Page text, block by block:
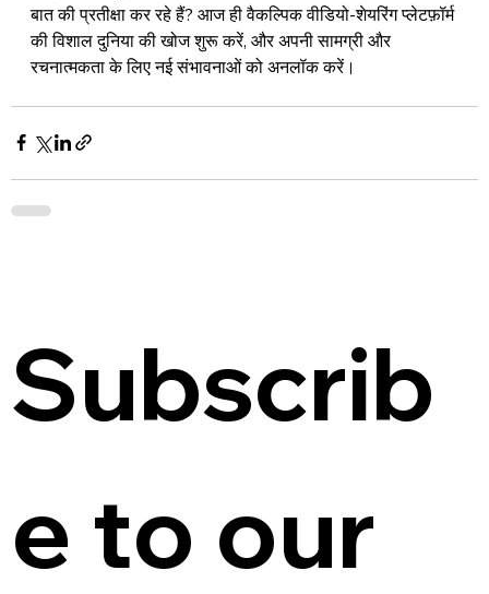
बात की प्रतीक्षा कर रहे हैं? आज ही वैकल्पिक वीडियो-शेयरिंग प्लेटफ़ॉर्म
की विशाल दुनिया की खोज शुरू करें, और अपनी सामग्री और
रचनात्मकता के लिए नई संभावनाओं को अनलॉक करें।
Subscrib
e to our